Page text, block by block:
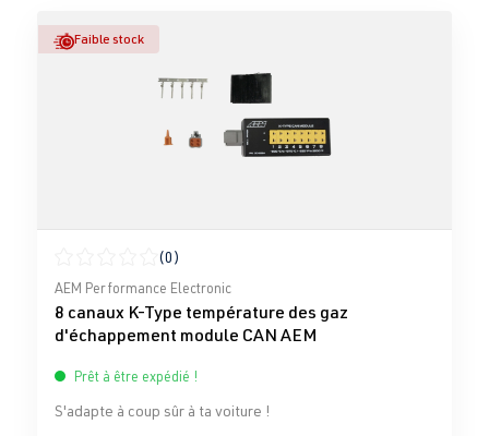
Faible stock
Note moyenne de 0 sur 5 étoiles
(0)
AEM Performance Electronic
8 canaux K-Type température des gaz
d'échappement module CAN AEM
Prêt à être expédié !
S'adapte à coup sûr à ta voiture !